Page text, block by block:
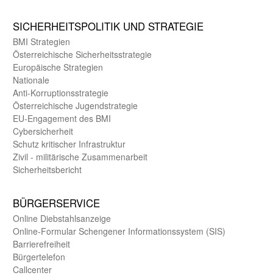
SICHER­HEITS­POLITIK UND STRATEGIE
BMI Strategien
Öster­reichische Sicherheits­strategie
Europäische Strategien
Nationale
Anti-Korruptions­strategie
Öster­reichische Jugend­strategie
EU-Engagement des BMI
Cybersicherheit
Schutz kritischer Infra­struktur
Zivil - militärische Zusammen­arbeit
Sicherheits­bericht
BÜRGER­SERVICE
Online Diebstahls­anzeige
Online-Formular Schengener Informationssystem (SIS)
Barriere­freiheit
Bürger­telefon
Call­center